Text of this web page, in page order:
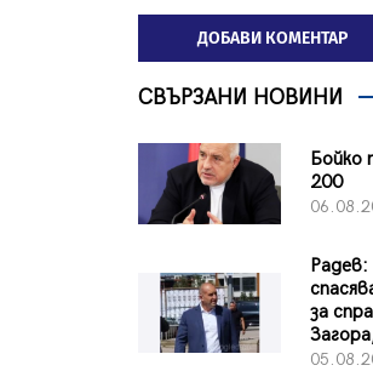
ДОБАВИ КОМЕНТАР
СВЪРЗАНИ НОВИНИ
Бойко
200
Радев:
за